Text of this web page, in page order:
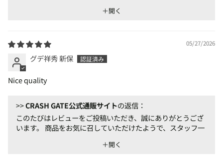
品・サービスの提供に努めてまいりますので、またのご利用
＋開く
05/27/2026
グデ祥秀 新保
Nice quality
>>CRASH GATE公式通販サイトの返信：
このたびはレビューをご投稿いただき、誠にありがとうござ
います。 商品をお気に召していただけたようで、スタッフ一
品・サービスの提供に努めてまいりますので、またのご利用
＋開く